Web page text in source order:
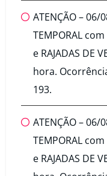
ATENÇÃO – 06/
TEMPORAL com
e RAJADAS DE
hora.
193.
ATENÇÃO – 06/
TEMPORAL com
e RAJADAS DE